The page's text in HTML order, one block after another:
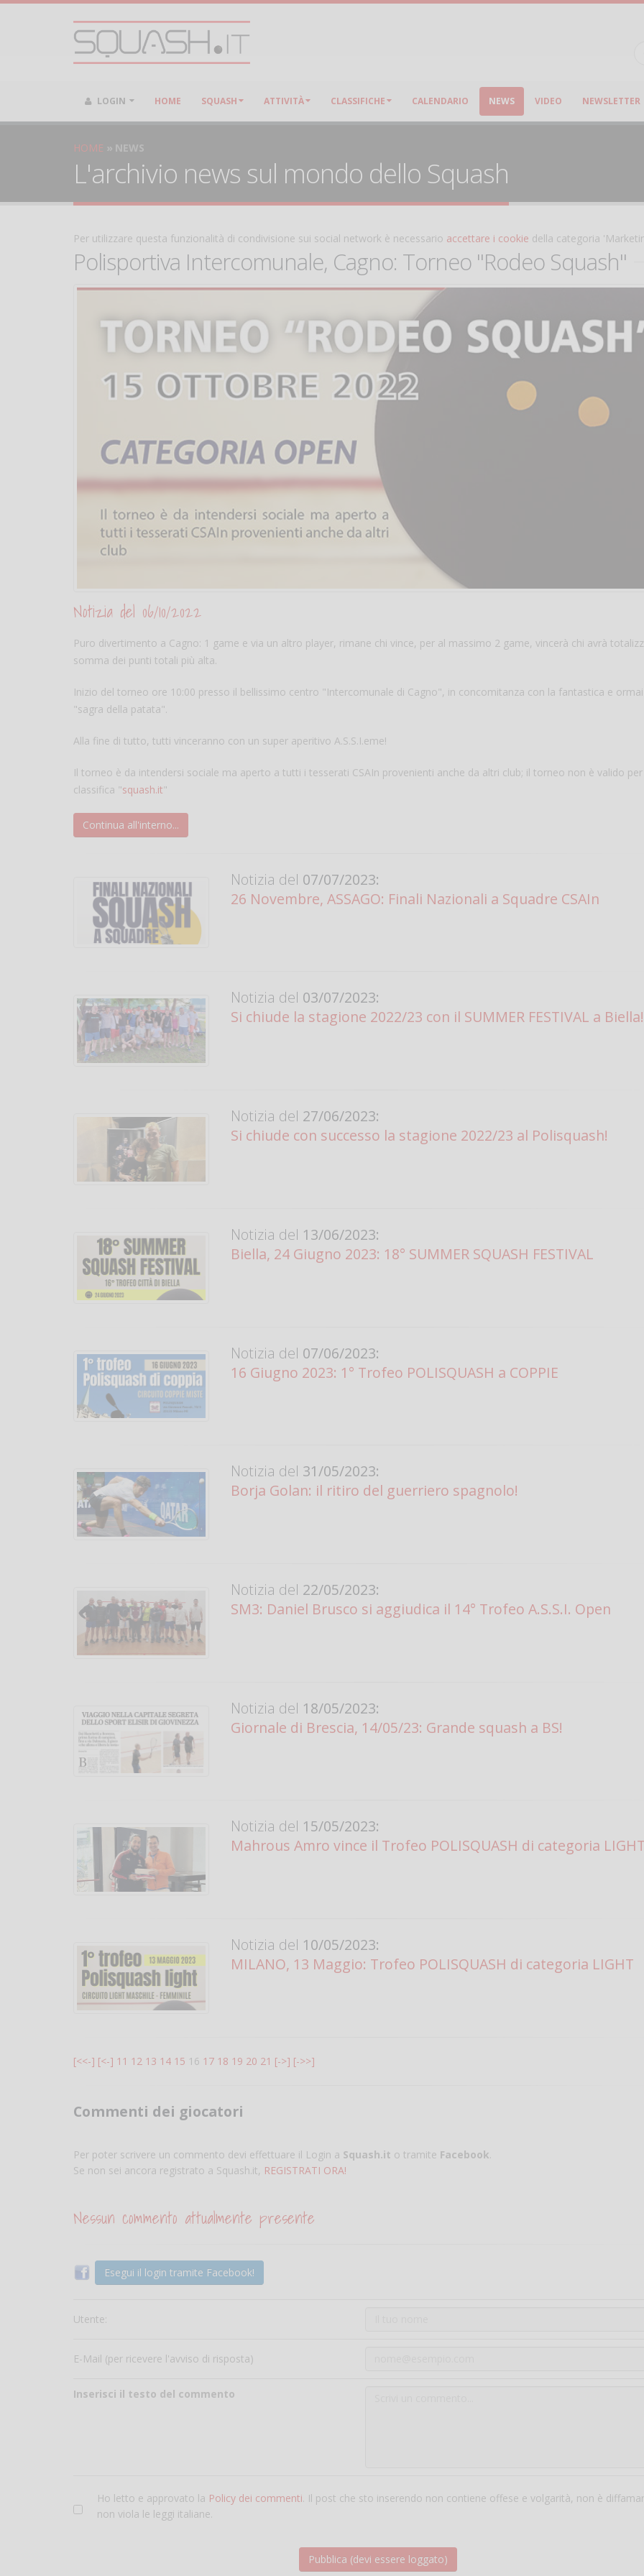
LOGIN HOME SQUASH ATTIVITÀ CLASSIFICHE CALENDARIO NEWS VIDEO NEWSLETTER
HOME NEWS
L'archivio news sul mondo dello Squash
Per utilizzare questa funzionalità di condivisione sui social network è necessario accettare i cookie della categoria
Polisportiva Intercomunale, Cagno: Torneo "Rodeo Squash"
Notizia del 06/10/2022
Puro divertimento a Cagno: 1 game e via un altro player, rimane chi vince, per al massimo 2 game, vincerà chi avrà
somma dei punti totali più alta.
Inizio del torneo ore 10:00 presso il bellissimo centro "Intercomunale di Cagno", in concomitanza con la fantastica e
"sagra della patata".
Alla fine di tutto, tutti vinceranno con un super aperitivo A.S.S.I.eme!
Il torneo è da intendersi sociale ma aperto a tutti i tesserati CSAIn provenienti anche da altri club; il torneo non è valido
classifica "squash.it "
Continua all'interno...
Notizia del 07/07/2023:
26 Novembre, ASSAGO: Finali Nazionali a Squadre CSAIn
Notizia del 03/07/2023:
Si chiude la stagione 2022/23 con il SUMMER FESTIVAL a Biella!
Notizia del 27/06/2023:
Si chiude con successo la stagione 2022/23 al Polisquash!
Notizia del 13/06/2023:
Biella, 24 Giugno 2023: 18° SUMMER SQUASH FESTIVAL
Notizia del 07/06/2023:
16 Giugno 2023: 1° Trofeo POLISQUASH a COPPIE
Notizia del 31/05/2023:
Borja Golan: il ritiro del guerriero spagnolo!
Notizia del 22/05/2023:
SM3: Daniel Brusco si aggiudica il 14° Trofeo A.S.S.I. Open
Notizia del 18/05/2023:
Giornale di Brescia, 14/05/23: Grande squash a BS!
Notizia del 15/05/2023:
Mahrous Amro vince il Trofeo POLISQUASH di categoria
Notizia del 10/05/2023:
MILANO, 13 Maggio: Trofeo POLISQUASH di categoria LIGHT
[<<-] [<-] 11 12 13 14 15 16 17 18 19 20 21 [->] [->>]
Commenti dei giocatori
Per poter scrivere un commento devi effettuare il Login a Squash.it o tramite Facebook.
Se non sei ancora registrato a Squash.it, REGISTRATI ORA!
Nessun commento attualmente presente
Esegui il login tramite Facebook!
Utente:
E-Mail (per ricevere l'avviso di risposta)
Inserisci il testo del commento
Ho letto e approvato la Policy dei commenti. Il post che sto inserendo non contiene offese e volgarità, non è
non viola le leggi italiane.
telefonico o si può